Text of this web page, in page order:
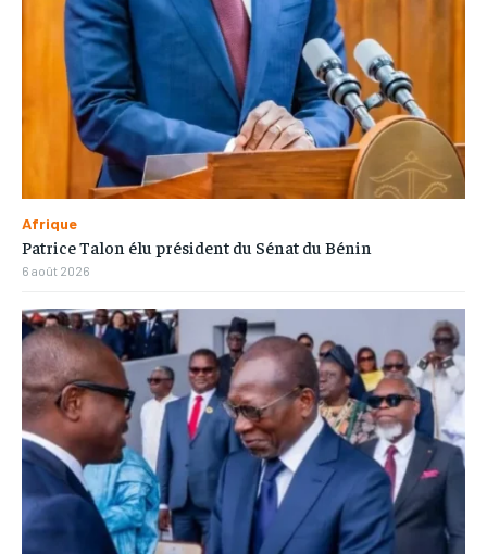
Afrique
Patrice Talon élu président du Sénat du Bénin
6 août 2026